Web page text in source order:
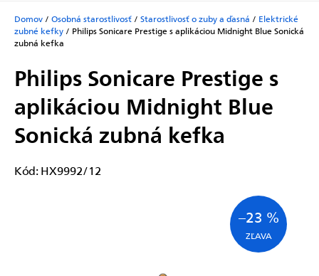
Domov / Osobná starostlivosť / Starostlivosť o zuby a ďasná / Elektrické
zubné kefky / Philips Sonicare Prestige s aplikáciou Midnight Blue Sonická
zubná kefka
Philips Sonicare Prestige s
aplikáciou Midnight Blue
Sonická zubná kefka
Kód: HX9992/12
–23 %